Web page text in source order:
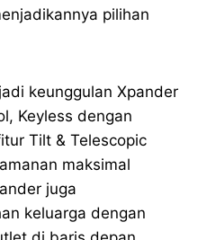
pilihan
keunggulan Xpander
Keyless dengan
Tilt & Telescopic
maksimal
juga
keluarga dengan